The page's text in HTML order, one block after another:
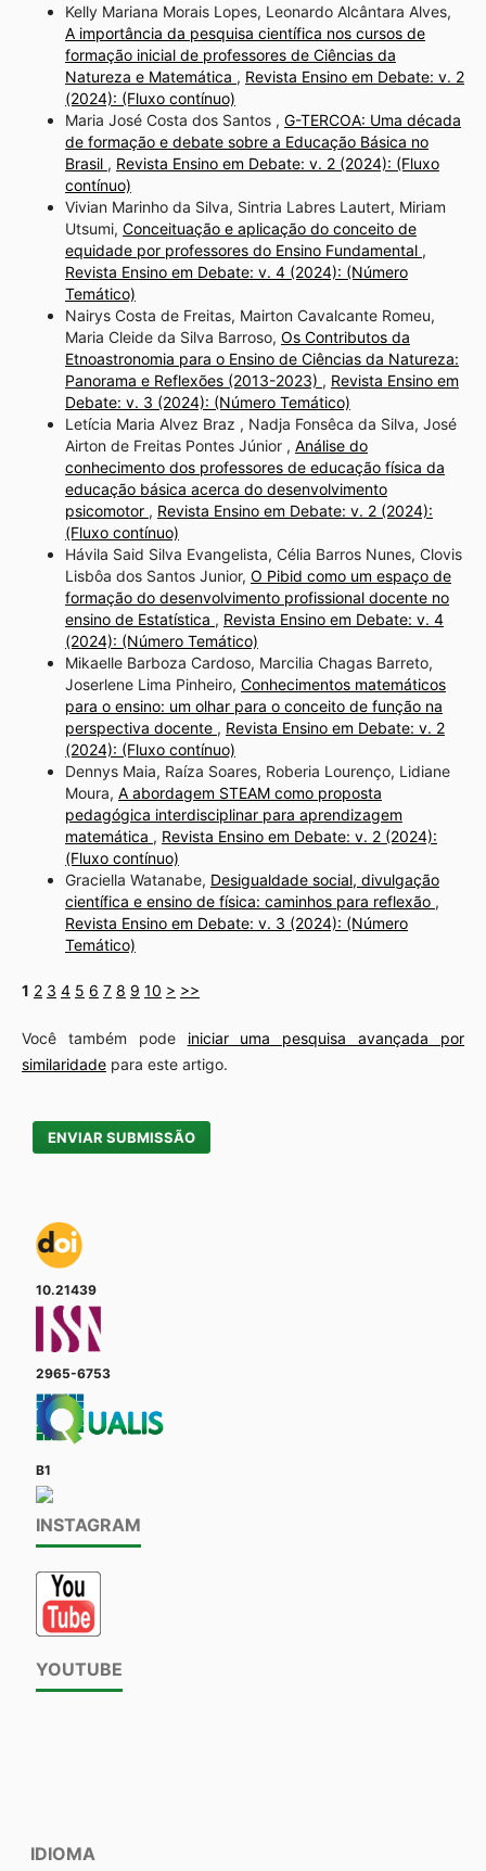
Kelly Mariana Morais Lopes, Leonardo Alcântara Alves,
A importância da pesquisa científica nos cursos de
formação inicial de professores de Ciências da
Natureza e Matemática , Revista Ensino em Debate: v. 2
(2024): (Fluxo contínuo)
Maria José Costa dos Santos , G-TERCOA: Uma década
de formação e debate sobre a Educação Básica no
Brasil , Revista Ensino em Debate: v. 2 (2024): (Fluxo
contínuo)
Vivian Marinho da Silva, Sintria Labres Lautert, Miriam
Utsumi, Conceituação e aplicação do conceito de
equidade por professores do Ensino Fundamental ,
Revista Ensino em Debate: v. 4 (2024): (Número
Temático)
Nairys Costa de Freitas, Mairton Cavalcante Romeu,
Maria Cleide da Silva Barroso, Os Contributos da
Etnoastronomia para o Ensino de Ciências da Natureza:
Panorama e Reflexões (2013-2023) , Revista Ensino em
Debate: v. 3 (2024): (Número Temático)
Letícia Maria Alvez Braz , Nadja Fonsêca da Silva, José
Airton de Freitas Pontes Júnior , Análise do
conhecimento dos professores de educação física da
educação básica acerca do desenvolvimento
psicomotor , Revista Ensino em Debate: v. 2 (2024):
(Fluxo contínuo)
Hávila Said Silva Evangelista, Célia Barros Nunes, Clovis
Lisbôa dos Santos Junior, O Pibid como um espaço de
formação do desenvolvimento profissional docente no
ensino de Estatística , Revista Ensino em Debate: v. 4
(2024): (Número Temático)
Mikaelle Barboza Cardoso, Marcilia Chagas Barreto,
Joserlene Lima Pinheiro, Conhecimentos matemáticos
para o ensino: um olhar para o conceito de função na
perspectiva docente , Revista Ensino em Debate: v. 2
(2024): (Fluxo contínuo)
Dennys Maia, Raíza Soares, Roberia Lourenço, Lidiane
Moura, A abordagem STEAM como proposta
pedagógica interdisciplinar para aprendizagem
matemática , Revista Ensino em Debate: v. 2 (2024):
(Fluxo contínuo)
Graciella Watanabe, Desigualdade social, divulgação
científica e ensino de física: caminhos para reflexão ,
Revista Ensino em Debate: v. 3 (2024): (Número
Temático)
1 2 3 4 5 6 7 8 9 10 > >>
Você também pode iniciar uma pesquisa avançada por
similaridadepara este artigo.
ENVIAR SUBMISSÃO
10.21439
2965-6753
B1
INSTAGRAM
YOUTUBE
IDIOMA